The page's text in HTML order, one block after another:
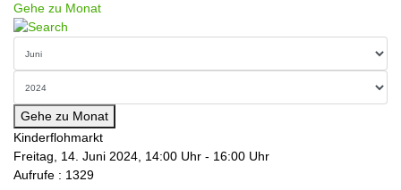
Gehe zu Monat
Gehe zu Monat
Kinderflohmarkt
Freitag, 14. Juni 2024, 14:00 Uhr - 16:00 Uhr
Aufrufe : 1329